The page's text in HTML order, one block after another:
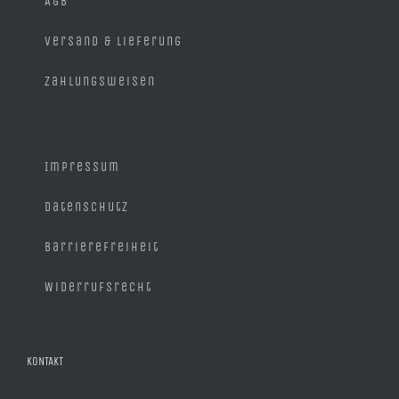
Versand & Lieferung
Zahlungsweisen
Impressum
Datenschutz
Barrierefreiheit
Widerrufsrecht
KONTAKT